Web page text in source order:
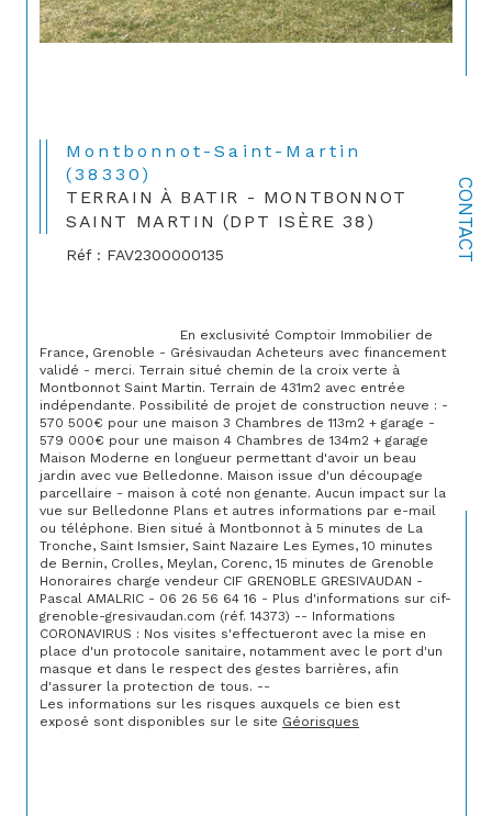
CONTACT
Montbonnot-Saint-Martin
(38330)
TERRAIN À BATIR - MONTBONNOT
SAINT MARTIN (DPT ISÈRE 38)
Réf : FAV2300000135
France, Grenoble - Grésivaudan Acheteurs avec financement
validé - merci. Terrain situé chemin de la croix verte à
Montbonnot Saint Martin. Terrain de 431m2 avec entrée
indépendante. Possibilité de projet de construction neuve : -
570 500€ pour une maison 3 Chambres de 113m2 + garage -
579 000€ pour une maison 4 Chambres de 134m2 + garage
Maison Moderne en longueur permettant d'avoir un beau
jardin avec vue Belledonne. Maison issue d'un découpage
parcellaire - maison à coté non genante. Aucun impact sur la
vue sur Belledonne Plans et autres informations par e-mail
ou téléphone. Bien situé à Montbonnot à 5 minutes de La
Tronche, Saint Ismsier, Saint Nazaire Les Eymes, 10 minutes
de Bernin, Crolles, Meylan, Corenc, 15 minutes de Grenoble
Honoraires charge vendeur CIF GRENOBLE GRESIVAUDAN -
Pascal AMALRIC - 06 26 56 64 16 - Plus d'informations sur cif-
grenoble-gresivaudan.com (réf. 14373) -- Informations
CORONAVIRUS : Nos visites s'effectueront avec la mise en
place d'un protocole sanitaire, notamment avec le port d'un
masque et dans le respect des gestes barrières, afin
d'assurer la protection de tous. --
Les informations sur les risques auxquels ce bien est
exposé sont disponibles sur le site Géorisques